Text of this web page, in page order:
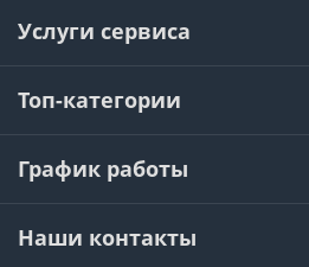
Услуги сервиса
Топ-категории
График работы
Наши контакты